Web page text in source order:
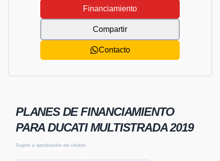
Financiamiento
Compartir
Contacto
PLANES DE FINANCIAMIENTO
PARADUCATI MULTISTRADA 2019
Sujeto a aprobación de crédito